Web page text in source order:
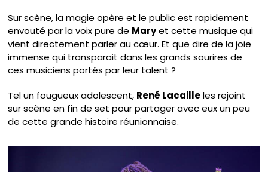
Sur scène, la magie opère et le public est rapidement
envouté par la voix pure de Maryet cette musique qui
vient directement parler au cœur. Et que dire de la joie
immense qui transparait dans les grands sourires de
ces musiciens portés par leur talent ?
Tel un fougueux adolescent, René Lacailleles rejoint
sur scène en fin de set pour partager avec eux un peu
de cette grande histoire réunionnaise.